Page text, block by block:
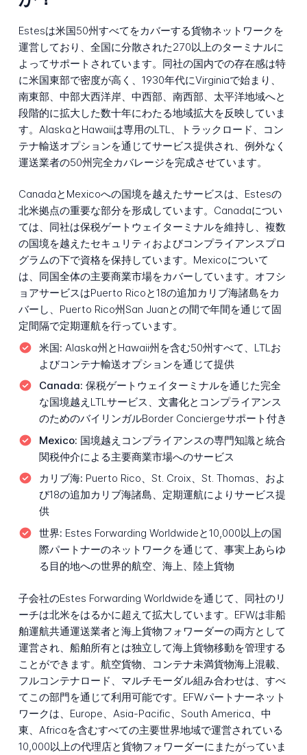
Estesは米国50州すべてをカバーする貨物ネットワークを
運営しており、全国に分散された270以上のターミナルに
よってサポートされています。同社の国内での存在感は特
に米国東部で密度が高く、1930年代にVirginiaで始まり、
南東部、中部大西洋岸、中西部、南西部、太平洋地域へと
段階的に拡大した数十年にわたる地域拡大を反映していま
す。AlaskaとHawaiiは専用のLTL、トラックロード、コン
テナ輸送オプションを通じてサービス提供され、例外なく
運送業者の50州完全カバレージを完成させています。
CanadaとMexicoへの国境を越えたサービスは、Estesの
北米拠点の重要な部分を形成しています。Canadaについ
ては、同社は保税ゲートウェイターミナルを維持し、複数
の国境を越えたセキュリティおよびコンプライアンスプロ
グラムの下で資格を保持しています。Mexicoについて
は、同国全体の主要商業市場をカバーしています。オフシ
ョアサービスはPuerto Ricoと18の追加カリブ海諸島をカ
バーし、Puerto Rico州San Juanとの間で年間を通じて固
定間隔で定期運航を行っています。
米国: Alaska州とHawaii州を含む50州すべて、LTLお
よびコンテナ輸送オプションを通じて提供
Canada: 保税ゲートウェイターミナルを通じた完全
な国境越えLTLサービス、文書化とコンプライアンス
のためのバイリンガルBorder Conciergeサポート付き
Mexico: 国境越えコンプライアンスの専門知識と統合
関税仲介による主要商業市場へのサービス
カリブ海: Puerto Rico、St. Croix、St. Thomas、およ
び18の追加カリブ海諸島、定期運航によりサービス提
供
世界: Estes Forwarding Worldwideと10,000以上の国
際パートナーのネットワークを通じて、事実上あらゆ
る目的地への世界的航空、海上、陸上貨物
子会社のEstes Forwarding Worldwideを通じて、同社のリ
ーチは北米をはるかに超えて拡大しています。EFWは非船
舶運航共通運送業者と海上貨物フォワーダーの両方として
運営され、船舶所有とは独立して海上貨物移動を管理する
ことができます。航空貨物、コンテナ未満貨物海上混載、
フルコンテナロード、マルチモーダル組み合わせは、すべ
てこの部門を通じて利用可能です。EFWパートナーネット
ワークは、Europe、Asia-Pacific、South America、中
東、Africaを含むすべての主要世界地域で運営されている
10,000以上の代理店と貨物フォワーダーにまたがっていま